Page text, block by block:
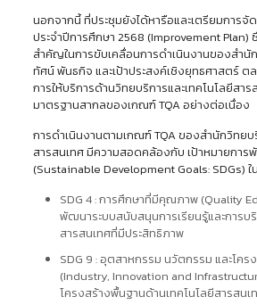
นอกจากนี้ ที่ประชุมยังได้หารือและเตรียมการ
ประจำปีการศึกษา 2568 (Improvement Plan)
สำคัญในการขับเคลื่อนการดำเนินงานของสำนั
ทัศน์ พันธกิจ และเป้าประสงค์เชิงยุทธศาสตร์
การให้บริการด้านวิทยบริการและเทคโนโลยีสาร
มาตรฐานสากลของเกณฑ์ TQA อย่างต่อเนื่อง
การดำเนินงานตามเกณฑ์ TQA ของสำนักวิทยบ
สารสนเทศ มีความสอดคล้องกับ เป้าหมายกา
(Sustainable Development Goals: SDGs)
SDG 4 : การศึกษาที่มีคุณภาพ (Quality
พัฒนาระบบสนับสนุนการเรียนรู้และการบ
สารสนเทศที่มีประสิทธิภาพ
SDG 9 : อุตสาหกรรม นวัตกรรม และโคร
(Industry, Innovation and
โครงสร้างพื้นฐานด้านเทคโนโลยีสารสนเ